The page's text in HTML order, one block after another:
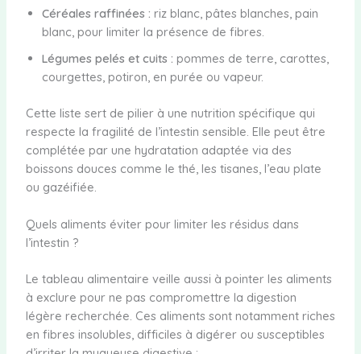
Céréales raffinées : riz blanc, pâtes blanches, pain
blanc, pour limiter la présence de fibres.
Légumes pelés et cuits : pommes de terre, carottes,
courgettes, potiron, en purée ou vapeur.
Cette liste sert de pilier à une nutrition spécifique qui
respecte la fragilité de l’intestin sensible. Elle peut être
complétée par une hydratation adaptée via des
boissons douces comme le thé, les tisanes, l’eau plate
ou gazéifiée.
Quels aliments éviter pour limiter les résidus dans
l’intestin ?
Le tableau alimentaire veille aussi à pointer les aliments
à exclure pour ne pas compromettre la digestion
légère recherchée. Ces aliments sont notamment riches
en fibres insolubles, difficiles à digérer ou susceptibles